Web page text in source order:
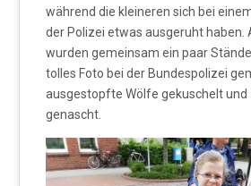
während die kleineren sich bei
der Polizei etwas ausgeruht haben.
wurden gemeinsam ein paar
tolles Foto bei der Bundespolizei
ausgestopfte Wölfe gekuschelt
genascht.